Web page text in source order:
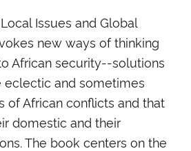
Issues and Global
new ways of thinking
African security--solutions
eclectic and sometimes
of African conflicts and that
domestic and their
The book centers on the